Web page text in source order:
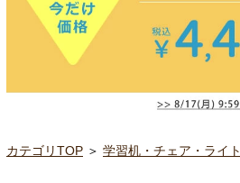
カテゴリTOP ＞ 学習机・チェア・ライト